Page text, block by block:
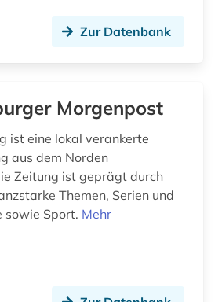
Zur Datenbank
Morgenpost
ist eine lokal verankerte
aus dem Norden
Themen, Serien und
sowie Sport. Mehr